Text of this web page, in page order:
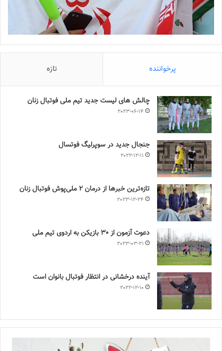
پرخواننده تازه
چالش هاى ليست جدید تيم ملى فوتبال زنان
2023-06-14
جنجال جدید در سوپرلیگ فوتسال
2022-12-11
تازه‌ترین خبرها از درمان ۲ ملی‌پوش فوتبال زنان
2023-12-24
دعوت آزمون از 30 بازیکن به اردوی تیم ملی
2023-03-21
آینده درخشانی در انتظار فوتبال بانوان است
2022-12-10